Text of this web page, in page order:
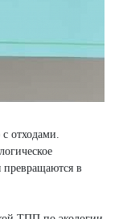
отходами.
превращаются в